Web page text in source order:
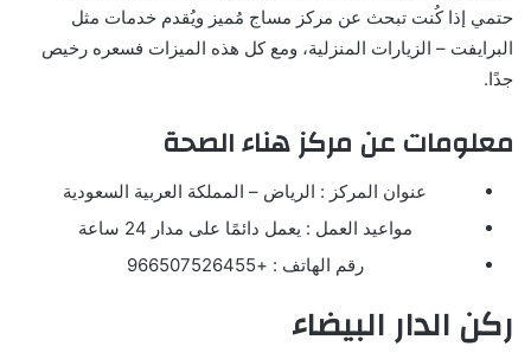
حتمي إذا كُنت تبحث عن مركز مساج مُميز ويُقدم خدمات مثل
البرايفت – الزيارات المنزلية، ومع كل هذه الميزات فسعره رخيص
جدًا.
معلومات عن مركز هناء الصحة
عنوان المركز : الرياض – المملكة العربية السعودية
مواعيد العمل : يعمل دائمًا على مدار 24 ساعة
رقم الهاتف : +966507526455
ركن الدار البيضاء